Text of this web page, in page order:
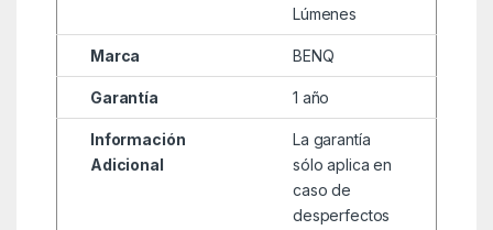
Lúmenes
Marca BENQ
Garantía 1 año
Información
Adicional
La garantía
sólo aplica en
caso de
desperfectos